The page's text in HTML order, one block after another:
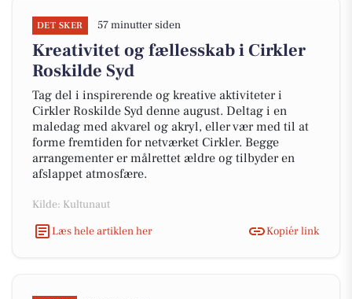
DET SKER 57 minutter siden
Kreativitet og fællesskab i Cirkler
Roskilde Syd
Tag del i inspirerende og kreative aktiviteter i
Cirkler Roskilde Syd denne august. Deltag i en
maledag med akvarel og akryl, eller vær med til at
forme fremtiden for netværket Cirkler. Begge
arrangementer er målrettet ældre og tilbyder en
afslappet atmosfære.
Kilde: Kultunaut
Læs hele artiklen her
Kopiér link